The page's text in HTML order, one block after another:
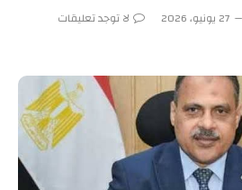
27 يونيو، 2026
لا توجد تعليقات